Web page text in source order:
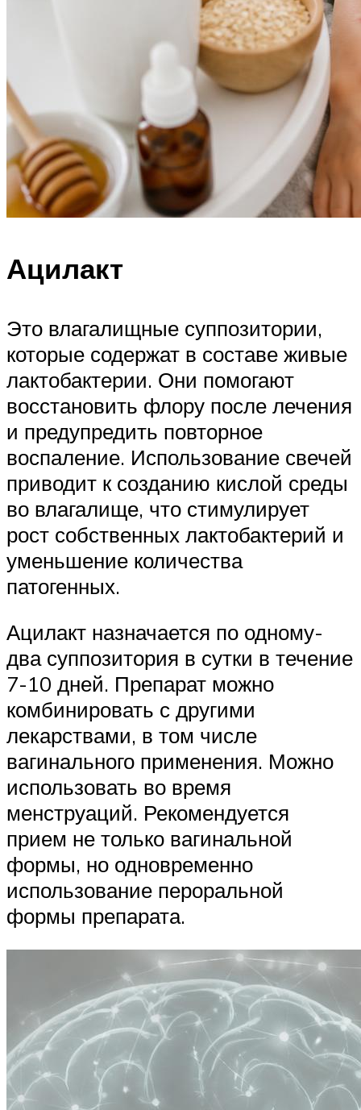
Ацилакт
Это влагалищные суппозитории,
которые содержат в составе живые
лактобактерии. Они помогают
восстановить флору после лечения
и предупредить повторное
воспаление. Использование свечей
приводит к созданию кислой среды
во влагалище, что стимулирует
рост собственных лактобактерий и
уменьшение количества
патогенных.
Ацилакт назначается по одному-
два суппозитория в сутки в течение
7-10 дней. Препарат можно
комбинировать с другими
лекарствами, в том числе
вагинального применения. Можно
использовать во время
менструаций. Рекомендуется
прием не только вагинальной
формы, но одновременно
использование пероральной
формы препарата.